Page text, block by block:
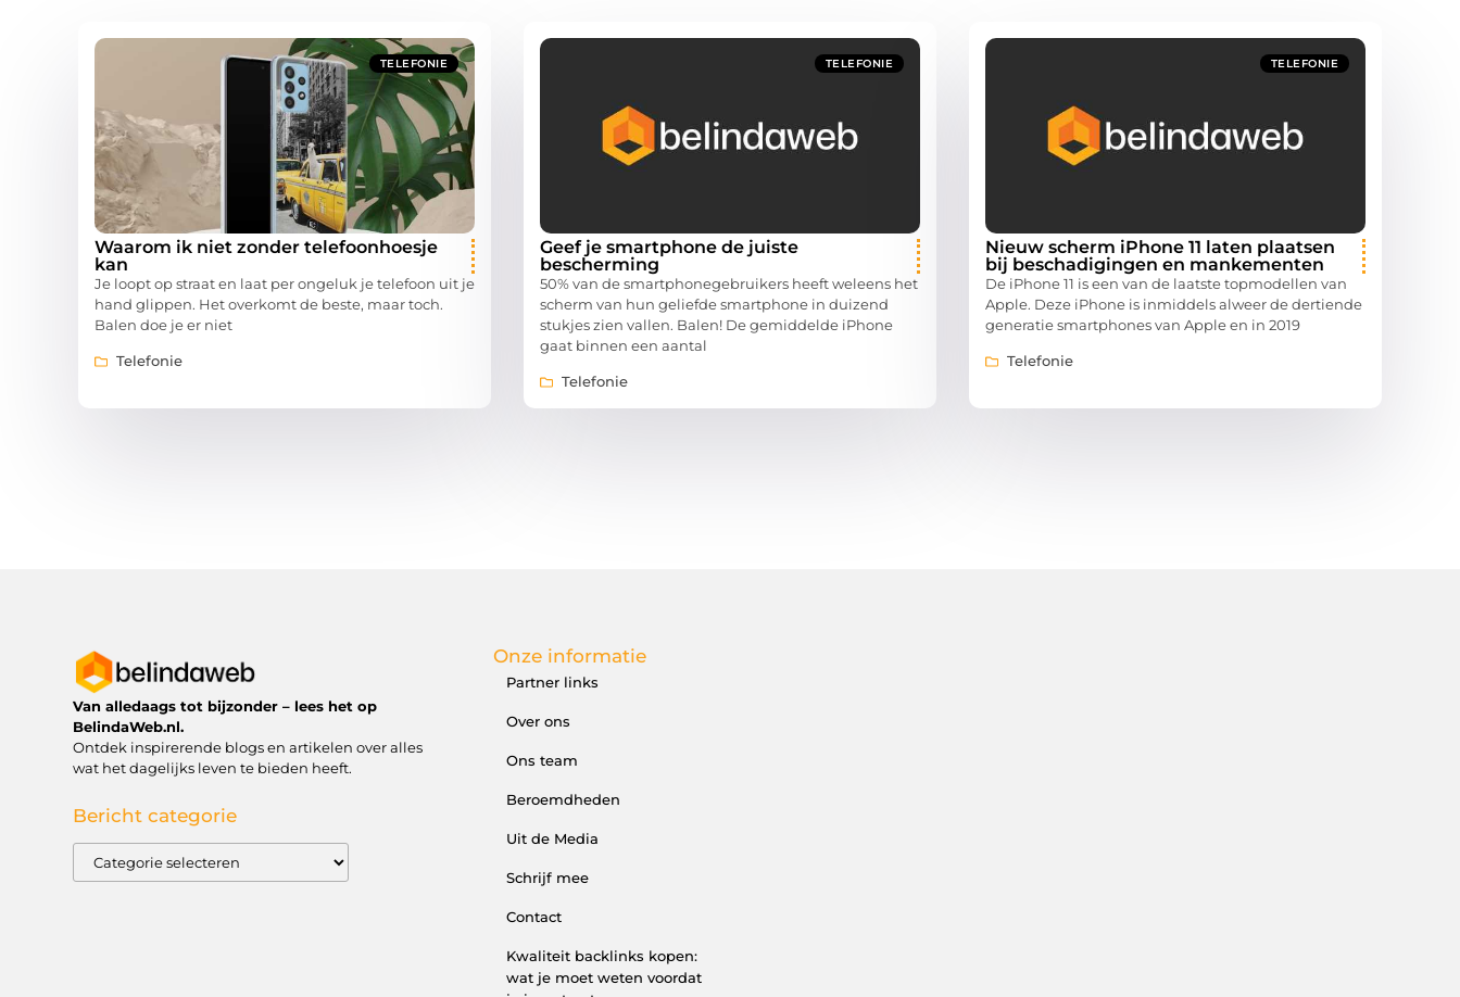
TELEFONIE
Waarom ik niet zonder telefoonhoesje
kan
Je loopt op straat en laat per ongeluk je telefoon uit je
hand glippen. Het overkomt de beste, maar toch.
Balen doe je er niet
Telefonie
TELEFONIE
Geef je smartphone de juiste
bescherming
50% van de smartphonegebruikers heeft weleens het
scherm van hun geliefde smartphone in duizend
stukjes zien vallen. Balen! De gemiddelde iPhone
gaat binnen een aantal
Telefonie
TELEFONIE
Nieuw scherm iPhone 11 laten plaatsen
bij beschadigingen en mankementen
De iPhone 11 is een van de laatste topmodellen van
Apple. Deze iPhone is inmiddels alweer de dertiende
generatie smartphones van Apple en in 2019
Telefonie
Van alledaags tot bijzonder – lees het op
BelindaWeb.nl.
Ontdek inspirerende blogs en artikelen over alles
wat het dagelijks leven te bieden heeft.
Bericht categorie
Onze informatie
Partner links
Over ons
Ons team
Beroemdheden
Uit de Media
Schrijf mee
Contact
Kwaliteit backlinks kopen:
wat je moet weten voordat